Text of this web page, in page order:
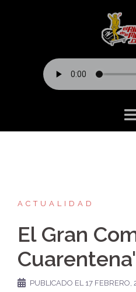
ACTUALIDAD
El Gran
PUBLICADO EL 17 FEBRERO,